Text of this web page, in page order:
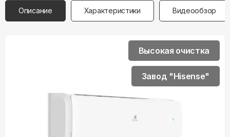
Описание Характеристики Видеообзор
Высокая очистка
Завод "Hisense"